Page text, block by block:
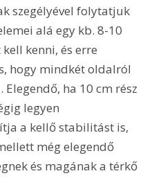
szegélyével folytatjuk
alá egy kb. 8-10
kenni, és erre
hogy mindkét oldalról
ha 10 cm rész
legyen
a kellő stabilitást is,
még elegendő
és magának a térkő